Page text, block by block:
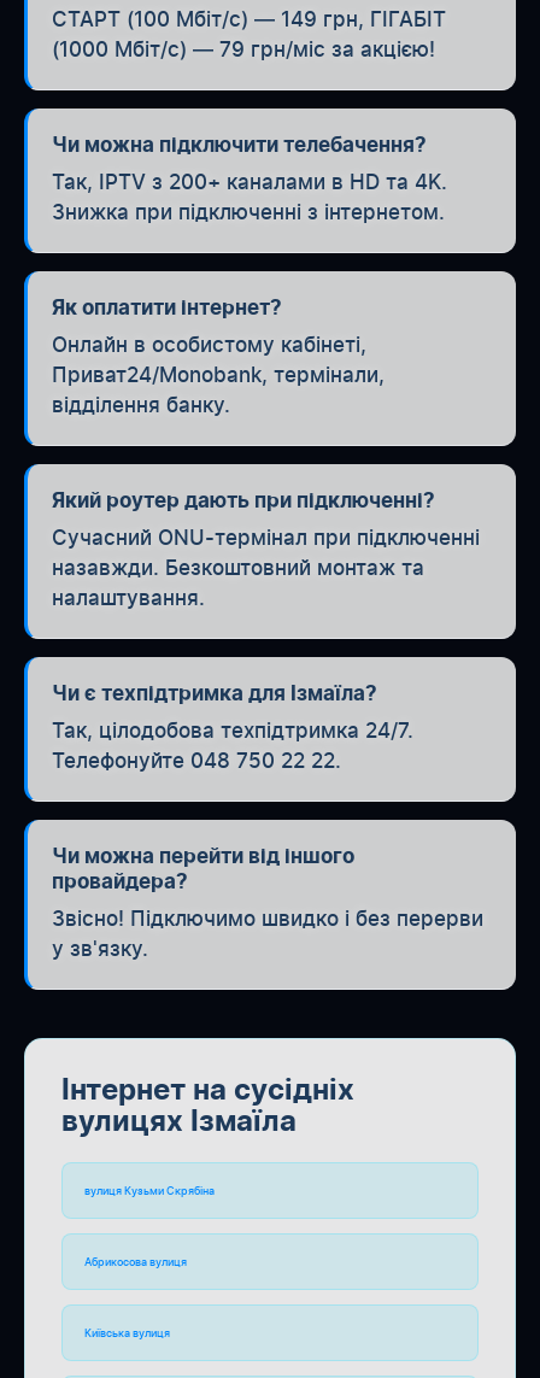
СТАРТ (100 Мбіт/с) — 149 грн, ГІГАБІТ
(1000 Мбіт/с) — 79 грн/міс за акцією!
Чи можна підключити телебачення?
Так, IPTV з 200+ каналами в HD та 4K.
Знижка при підключенні з інтернетом.
Як оплатити інтернет?
Онлайн в особистому кабінеті,
Приват24/Monobank, термінали,
відділення банку.
Який роутер дають при підключенні?
Сучасний ONU-термінал при підключенні
назавжди. Безкоштовний монтаж та
налаштування.
Чи є техпідтримка для Ізмаїла?
Так, цілодобова техпідтримка 24/7.
Телефонуйте 048 750 22 22.
Чи можна перейти від іншого
провайдера?
Звісно! Підключимо швидко і без перерви
у зв'язку.
Інтернет на сусідніх
вулицях Ізмаїла
вулиця Кузьми Скрябіна
Абрикосова вулиця
Київська вулиця